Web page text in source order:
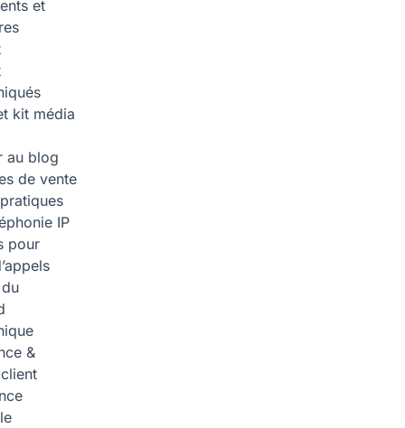
et
kit média
au blog
de vente
IP
pour
&